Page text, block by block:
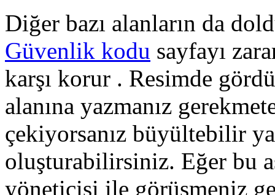
Diğer bazı alanların da
Güvenlik kodu sayfayı
karşı korur . Resimde
alanına yazmanız
çekiyorsanız büyültebilir
oluşturabilirsiniz. Eğer bu
yöneticisi ile görüşmeniz